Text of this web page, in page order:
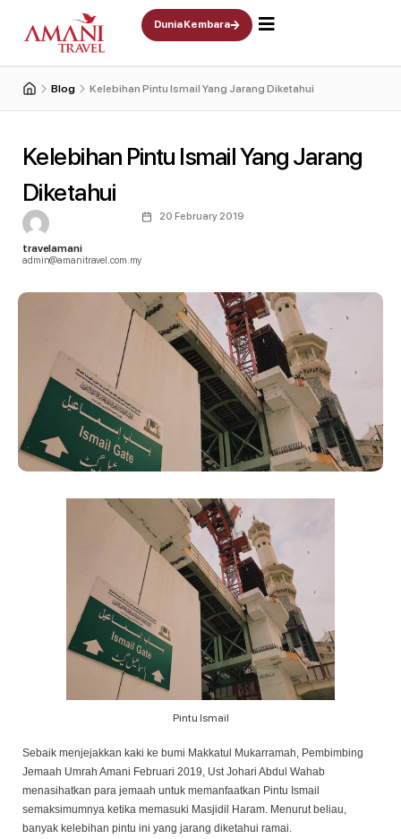
Dunia Kembara
Blog Kelebihan Pintu Ismail Yang Jarang Diketahui
Kelebihan Pintu Ismail Yang Jarang
Diketahui
travelamani
admin@amanitravel.com.my
20 February 2019
Pintu Ismail
Sebaik menjejakkan kaki ke bumi Makkatul Mukarramah, Pembimbing
Jemaah Umrah Amani Februari 2019, Ust Johari Abdul Wahab
menasihatkan para jemaah untuk memanfaatkan Pintu Ismail
semaksimumnya ketika memasuki Masjidil Haram. Menurut beliau,
banyak kelebihan pintu ini yang jarang diketahui ramai.